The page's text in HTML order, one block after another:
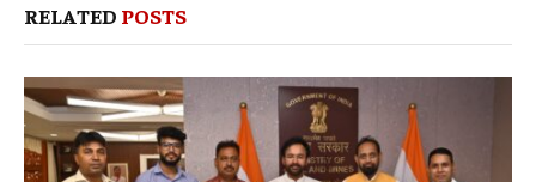
RELATED POSTS